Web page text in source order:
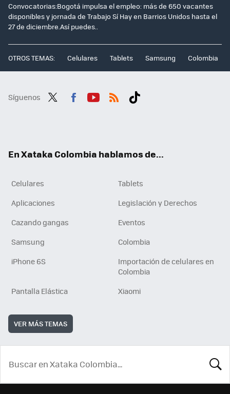
Convocatorias:Bogotá impulsa el empleo: más de 650 vacantes
disponibles y jornada de Trabajo Sí Hay en Barrios Unidos hasta el
27 de diciembre.Así puedes..
OTROS TEMAS: Celulares Tablets Samsung Colombia
Síguenos
En Xataka Colombia hablamos de...
Celulares
Tablets
Aplicaciones
Legislación y Derechos
Cazando gangas
Eventos
Samsung
Colombia
iPhone 6S
Importación de celulares en
Colombia
Pantalla Elástica
Xiaomi
VER MÁS TEMAS